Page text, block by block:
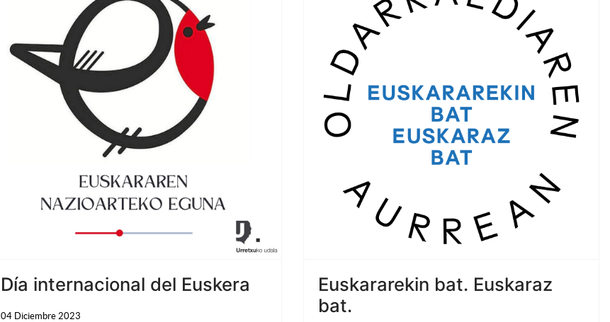
Día internacional del Euskera
04 Diciembre 2023
Euskararekin bat. Euskaraz
bat.